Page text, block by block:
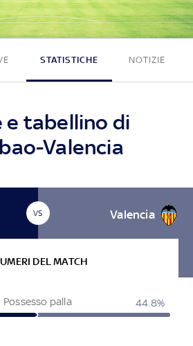
0 - 1
STATISTICHE NOTIZIE
tabellino di
Valencia
VS Valencia
DEL MATCH
Possesso palla 44.8%